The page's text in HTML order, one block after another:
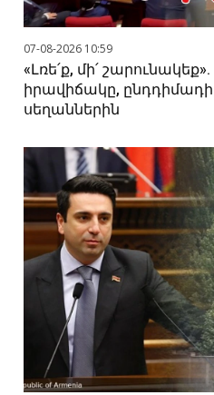
07-08-2026 10:59
«Լռե՛ք, մի՛
իրավիճակը,
սեղաններին